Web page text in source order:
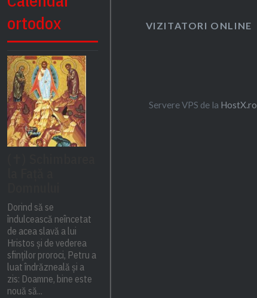
ortodox
Dorind să se
îndulcească neîncetat
de acea slavă a lui
Hristos și de vederea
sfinților proroci, Petru a
luat îndrăzneală și a
zis: Doamne, bine este
nouă să...
VIZITATORI ONLINE
Servere VPS de la HostX.ro